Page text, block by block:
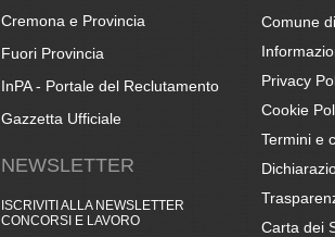
Cremona e Provincia
Fuori Provincia
InPA - Portale del Reclutamento
Gazzetta Ufficiale
NEWSLETTER
ISCRIVITI ALLA NEWSLETTER
CONCORSI E LAVORO
Comune
Privacy
Cookie
Termini e
Carta dei